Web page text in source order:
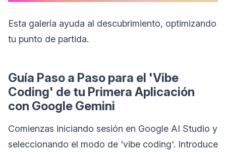
Esta galería ayuda al descubrimiento, optimizando
tu punto de partida.
Guía Paso a Paso para el 'Vibe
Coding' de tu Primera Aplicación
con Google Gemini
Comienzas iniciando sesión en Google AI Studio y
seleccionando el modo de 'vibe coding'. Introduce